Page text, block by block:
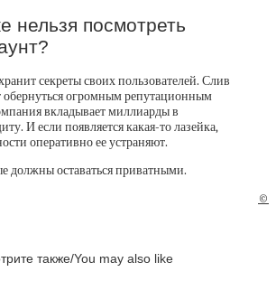
нельзя посмотреть
секреты своих пользователей. Слив
огромным репутационным
вкладывает миллиарды в
И если появляется какая-то лазейка,
оперативно ее устраняют.
должны оставаться приватными.
©
также/You may also like